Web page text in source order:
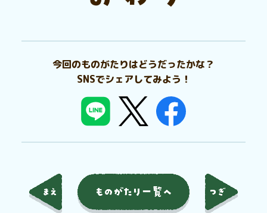
今回のものがたりはどうだったかな？
SNSでシェアしてみよう！